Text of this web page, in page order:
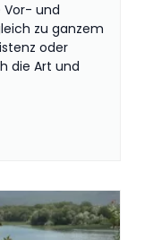
Vor- und
zu ganzem
oder
die Art und